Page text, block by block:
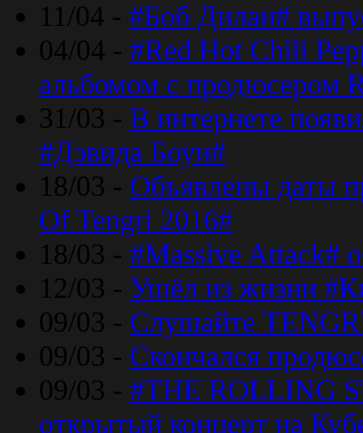
11/04 - #Боб Дилан#
04/04 - #Red Hot Chili
альбомом с продюсером
31/03 - В интернете
#Дэвида Боуи#
18/03 - Объявлены даты
Of Tengri 2016#
18/03 - #Massive Attack#
12/03 - Ушёл из жизни
09/03 - Слушайте
09/03 - Скончался
09/03 - #THE ROLLING
открытый концерт на